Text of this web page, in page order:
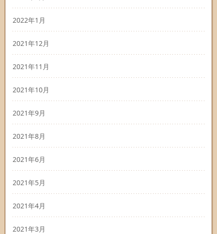
2022年1月
2021年12月
2021年11月
2021年10月
2021年9月
2021年8月
2021年6月
2021年5月
2021年4月
2021年3月